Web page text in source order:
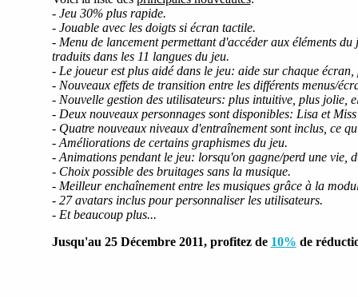
- Jeu 30% plus rapide.
- Jouable avec les doigts si écran tactile.
- Menu de lancement permettant d'accéder aux éléments
traduits dans les 11 langues du jeu.
- Le joueur est plus aidé dans le jeu: aide sur chaque
- Nouveaux effets de transition entre les différents menus/
- Nouvelle gestion des utilisateurs: plus intuitive, plus jolie,
- Deux nouveaux personnages sont disponibles: Lisa et Miss
- Quatre nouveaux niveaux d'entraînement sont inclus, ce
- Améliorations de certains graphismes du jeu.
- Animations pendant le jeu: lorsqu'on gagne/perd une vie,
- Choix possible des bruitages sans la musique.
- Meilleur enchaînement entre les musiques grâce à la
- 27 avatars inclus pour personnaliser les utilisateurs.
- Et beaucoup plus...
Jusqu'au 25 Décembre 2011, profitez de 10% de